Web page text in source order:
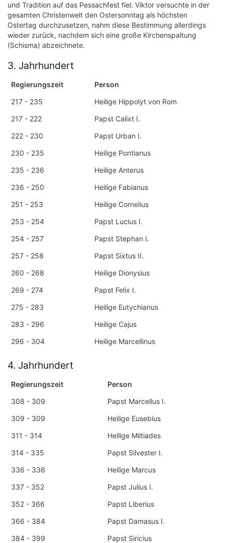
und Tradition auf das Pessachfest fiel. Viktor versuchte in der
gesamten Christenwelt den Ostersonntag als höchsten
Ostertag durchzusetzen, nahm diese Bestimmung allerdings
wieder zurück, nachdem sich eine große Kirchenspaltung
(Schisma) abzeichnete.
3. Jahrhundert
Regierungszeit
Person
217 - 235
Heilige Hippolyt von Rom
217 - 222
Papst Calixt I.
222 - 230
Papst Urban I.
230 - 235
Heilige Pontianus
235 - 236
Heilige Anterus
236 - 250
Heilige Fabianus
251 - 253
Heilige Cornelius
253 - 254
Papst Lucius I.
254 - 257
Papst Stephan I.
257 - 258
Papst Sixtus II.
260 - 268
Heilige Dionysius
269 - 274
Papst Felix I.
275 - 283
Heilige Eutychianus
283 - 296
Heilige Cajus
296 - 304
Heilige Marcellinus
4. Jahrhundert
Regierungszeit
Person
308 - 309
Papst Marcellus I.
309 - 309
Heilige Eusebius
311 - 314
Heilige Miltiades
314 - 335
Papst Silvester I.
336 - 336
Heilige Marcus
337 - 352
Papst Julius I.
352 - 366
Papst Liberius
366 - 384
Papst Damasus I.
384 - 399
Papst Siricius